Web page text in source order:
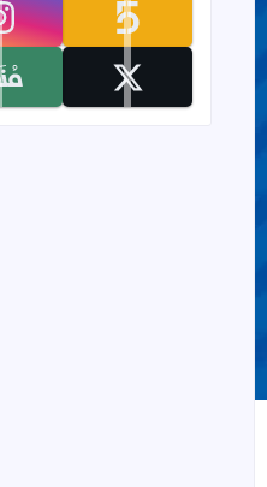
الثاني
العلامات المرجعية
تابعنا على khamsat
تابعنا على x